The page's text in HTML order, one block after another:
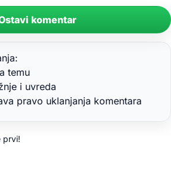
komentar
temu
i uvreda
pravo uklanjanja komentara
prvi!